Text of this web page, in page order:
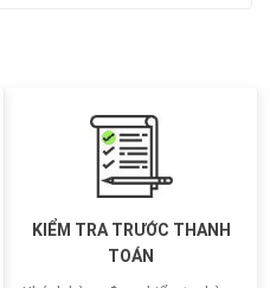
KIỂM TRA TRƯỚC THANH
TOÁN